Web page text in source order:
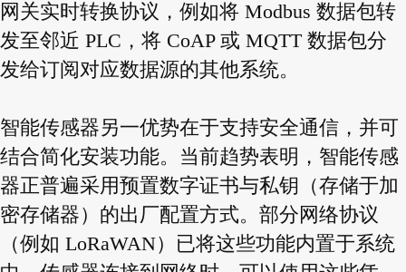
网关实时转换协议，例如将 Modbus 数据包转
发至邻近 PLC，将 CoAP 或 MQTT 数据包分
发给订阅对应数据源的其他系统。
智能传感器另一优势在于支持安全通信，并可
结合简化安装功能。当前趋势表明，智能传感
器正普遍采用预置数字证书与私钥（存储于加
密存储器）的出厂配置方式。部分网络协议
（例如 LoRaWAN）已将这些功能内置于系统